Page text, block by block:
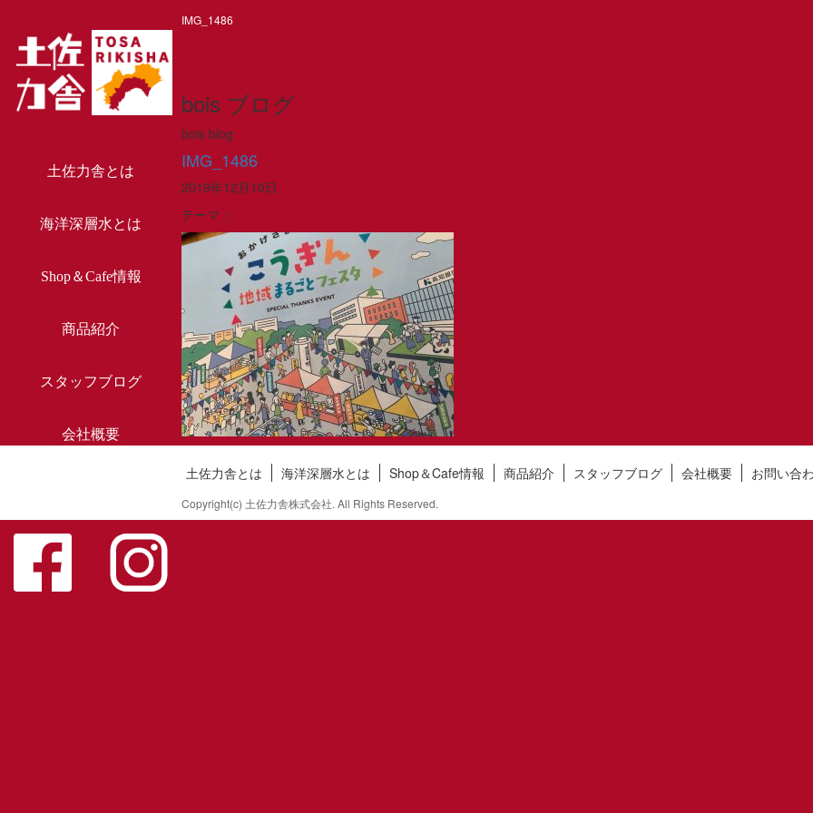
IMG_1486
土佐力舎とは
海洋深層水とは
Shop＆Cafe情報
商品紹介
スタッフブログ
会社概要
bois ブログ
bois blog
IMG_1486
2019年12月10日
テーマ：
土佐力舎とは 海洋深層水とは Shop＆Cafe情報 商品紹介 スタッフブログ 会社概要 お問い合
Copyright(c) 土佐力舎株式会社. All Rights Reserved.